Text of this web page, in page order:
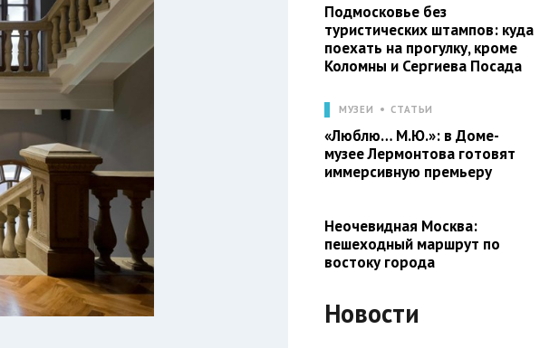
Подмосковье без
туристических штампов: куда
поехать на прогулку, кроме
Коломны и Сергиева Посада
МУЗЕИ СТАТЬИ
«Люблю… М.Ю.»: в Доме-
музее Лермонтова готовят
иммерсивную премьеру
Неочевидная Москва:
пешеходный маршрут по
востоку города
Новости